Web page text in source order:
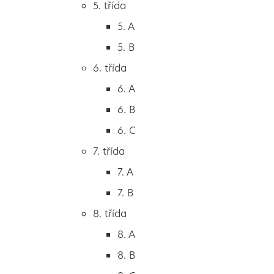
2. B
3. A
4. A
5. A
5. třída
5. A
5. B
6. třída
6. A
6. B
6. C
7. třída
7. A
7. B
8. třída
8. A
8. B